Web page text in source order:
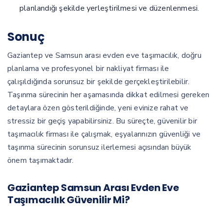
planlandığı şekilde yerleştirilmesi ve düzenlenmesi.
Sonuç
Gaziantep ve Samsun arası evden eve taşımacılık, doğru
planlama ve profesyonel bir nakliyat firması ile
çalışıldığında sorunsuz bir şekilde gerçekleştirilebilir.
Taşınma sürecinin her aşamasında dikkat edilmesi gereken
detaylara özen gösterildiğinde, yeni evinize rahat ve
stressiz bir geçiş yapabilirsiniz. Bu süreçte, güvenilir bir
taşımacılık firması ile çalışmak, eşyalarınızın güvenliği ve
taşınma sürecinin sorunsuz ilerlemesi açısından büyük
önem taşımaktadır.
Gaziantep Samsun Arası Evden Eve
Taşımacılık Güvenilir Mi?